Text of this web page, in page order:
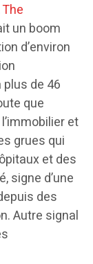
The
un boom
d’environ
de 46
que
et
grues qui
et des
signe d’une
des
Autre signal